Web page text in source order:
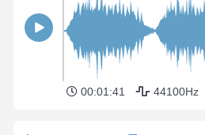
00:01:41 44100Hz